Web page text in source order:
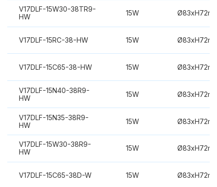
V17DLF-15W30-38TR9-
HW
15W
V17DLF-15RC-38-HW 15W
V17DLF-15C65-38-HW 15W
V17DLF-15N40-38R9-
HW
15W
V17DLF-15N35-38R9-
HW
15W
V17DLF-15W30-38R9-
HW
15W
V17DLF-15C65-38D-W 15W